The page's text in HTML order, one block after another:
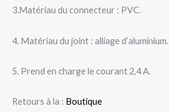
3.Matériau du connecteur : PVC.
4. Matériau du joint : alliage d’aluminium.
5. Prend en charge le courant 2,4 A.
Retours à la : Boutique